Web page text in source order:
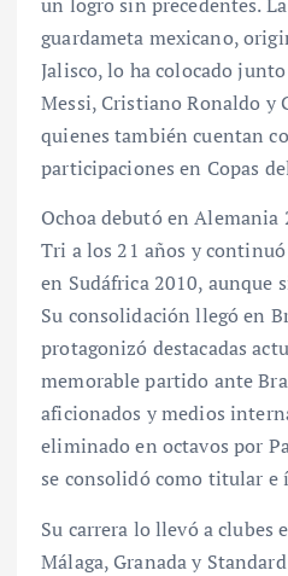
guardameta mexicano,
Jalisco, lo ha colocado
Messi, Cristiano Ronaldo y
quienes también cuentan
participaciones en Copas
Ochoa debutó en
Tri a los 21 años y
en Sudáfrica 2010, aunque
Su consolidación llegó en
protagonizó destacadas
memorable partido ante
aficionados y medios
eliminado en octavos por
se consolidó como titular e
Su carrera lo llevó a clubes
Málaga, Granada y